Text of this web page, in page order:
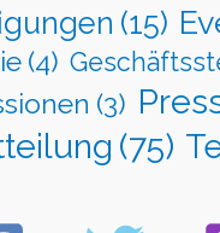
(15)
(4)
(3)
(75)